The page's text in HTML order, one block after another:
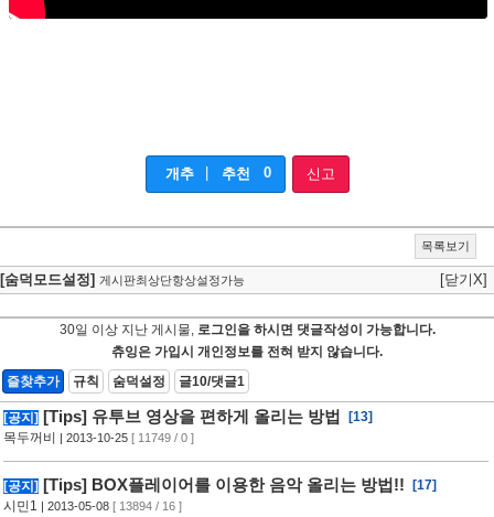
개추 추천 0 신고
목록보기
[숨덕모드설정] 게시판최상단항상설정가능 [닫기X]
30일 이상 지난 게시물, 로그인을 하시면 댓글작성이 가능합니다.
츄잉은 가입시 개인정보를 전혀 받지 않습니다.
즐찾추가
규칙 숨덕설정 글10/댓글1
[공지] [Tips] 유투브 영상을 편하게 올리는 방법
[13]
목두꺼비
| 2013-10-25 [ 11749 / 0 ]
[공지] [Tips] BOX플레이어를 이용한 음악 올리는 방법!!
[17]
시민1 | 2013-05-08 [ 13894 / 16 ]